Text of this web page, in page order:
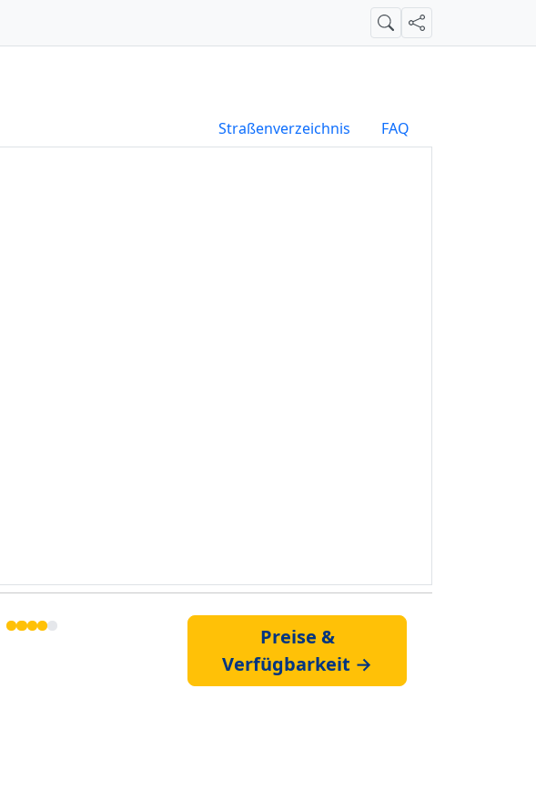
SucheTeilen
Straßenverzeichnis FAQ
Preise &
Verfügbarkeit →